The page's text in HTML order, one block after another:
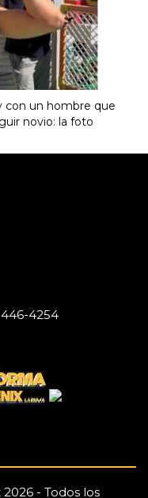
con un hombre que
novio: la foto
4254
- Todos los